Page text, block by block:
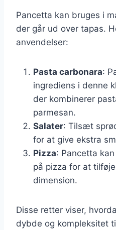
Pancetta kan bruges i
der går ud over tapas.
anvendelser:
Pasta carbonara:
ingrediens i denne
der kombinerer
parmesan.
Salater: Tilsæt
for at give ekstra
Pizza: Pancetta
på pizza for at
dimension.
Disse retter viser,
dybde og kompleksitet